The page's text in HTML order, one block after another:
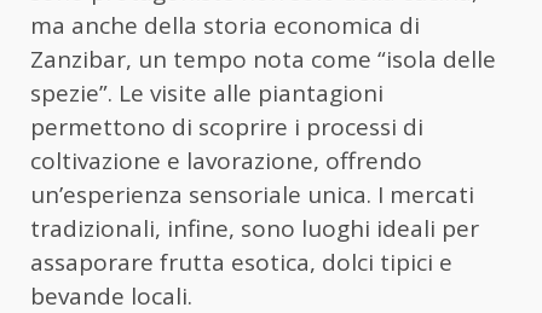
ma anche della storia economica di
Zanzibar, un tempo nota come “isola delle
spezie”. Le visite alle piantagioni
permettono di scoprire i processi di
coltivazione e lavorazione, offrendo
un’esperienza sensoriale unica. I mercati
tradizionali, infine, sono luoghi ideali per
assaporare frutta esotica, dolci tipici e
bevande locali.